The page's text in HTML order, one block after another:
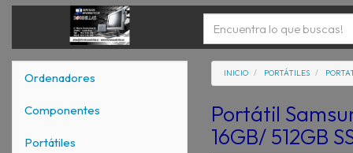
Ordenadores
Componentes
Portátiles
INICIO PORTÁTILES
Portátil
16GB/ 512GB